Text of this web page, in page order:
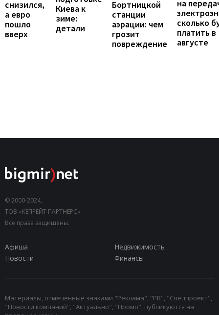
снизился,
а евро
пошло
вверх
Киева к
зиме:
детали
Бортницкой
станции
аэрации: чем
грозит
повреждение
на
сколько
платить в
августе
© 2000-2024,
ТОВ «КЕПРЕЙТ ПАРТНЕРС».
Все права защищены.
Афиша
Недвижимость
Новости
Финансы
Материалы, отмеченные знаками "Реклама", "PR", "Спецпроект",
"Новости компаний", "Актуально", "Промо", публикуются на